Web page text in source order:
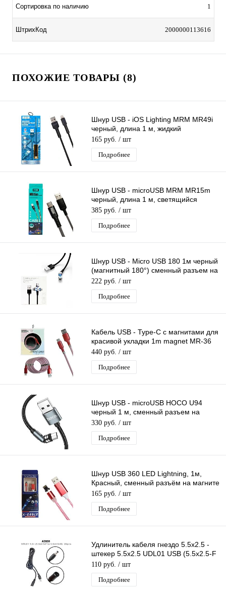
Сортировка по наличию 1
ШтрихКод 2000000113616
ПОХОЖИЕ ТОВАРЫ (8)
Шнур USB - iOS Lighting MRM MR49i
черный, длина 1 м, жидкий
силиконовый кабель
165 руб. / шт
Подробнее
Шнур USB - microUSB MRM MR15m
черный, длина 1 м, светящийся
кабель LED
385 руб. / шт
Подробнее
Шнур USB - Micro USB 180 1м черный
(магнитный 180°) сменный разъем на
магните, кабель
222 руб. / шт
Подробнее
Кабель USB - Type-C с магнитами для
красивой укладки 1m magnet MR-36
RED красный
440 руб. / шт
Подробнее
Шнур USB - microUSB HOCO U94
черный 1 м, сменный разъем на
магните (2,4 А), нейлон
330 руб. / шт
Подробнее
Шнур USB 360 LED Lightning, 1м,
Красный, сменный разъём на магните
360 град. светящийся Бегущие Огни
165 руб. / шт
Подробнее
Удлинитель кабеля гнездо 5.5x2.5 -
штекер 5.5x2.5 UDL01 USB (5.5x2.5-F
to 5.5x2.5-M) длина 1,5м
110 руб. / шт
Подробнее